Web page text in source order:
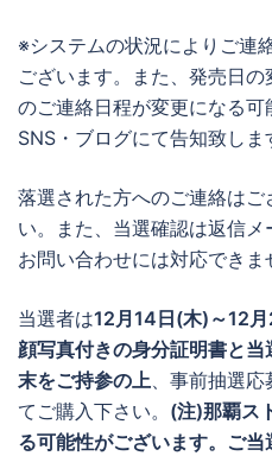
※システムの状況によりご連
ございます。また、発売日
のご連絡日程が変更になる
SNS・ブログにて告知致しま
落選された方へのご連絡は
い。また、当選確認は返信
お問い合わせには対応できま
当選者は12月14日(木)～12
顔写真付きの身分証明書と
末をご持参の上、事前抽選
てご購入下さい。 (注)那覇ス
る可能性がございます。ご